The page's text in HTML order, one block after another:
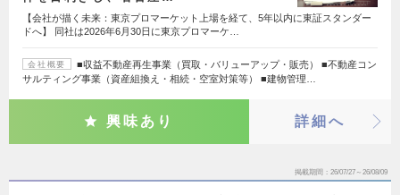
【会社が描く未来：東京プロマーケット上場を経て、5年以内に東証スタンダー
ドへ】 同社は2026年6月30日に東京プロマーケ…
会社概要
■収益不動産再生事業（買取・バリューアップ・販売） ■不動産コン
サルティング事業（資産組換え・相続・空室対策等） ■建物管理…
興味あり 詳細へ
掲載期間 26/07/27～26/08/09